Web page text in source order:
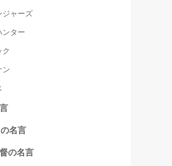
ジャーズ
ンター
ク
ン
名言
の名言